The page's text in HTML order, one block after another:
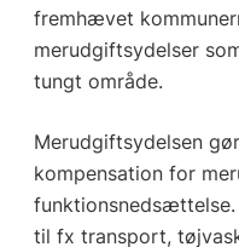
fremhævet
merudgiftsydelser
tungt område.
Merudgiftsydelsen
kompensation for
til fx transport,